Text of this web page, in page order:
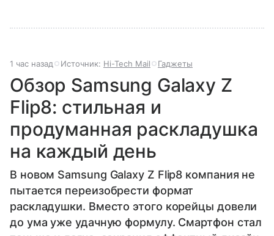
1 час назад Источник: Hi-Tech Mail Гаджеты
Обзор Samsung Galaxy Z
Flip8: стильная и
продуманная раскладушка
на каждый день
В новом Samsung Galaxy Z Flip8 компания не
пытается переизобрести формат
раскладушки. Вместо этого корейцы довели
до ума уже удачную формулу. Смартфон стал